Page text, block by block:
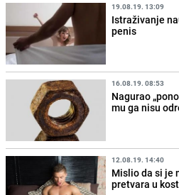
19.08.19. 13:09
Istraživanje
penis
16.08.19. 08:53
Nagurao
mu ga nisu
12.08.19. 14:40
Mislio da si je
pretvara u